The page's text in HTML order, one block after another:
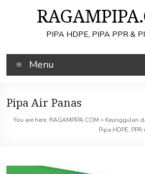
PIPA HDPE, PIPA PPR &
Menu
Pipa Air Panas
You are here: RAGAMPIPA.COM > Keunggulan
Pipa HDPE, PPR